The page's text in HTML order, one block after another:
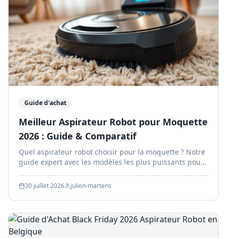
Guide d'achat
Meilleur Aspirateur Robot pour Moquette
2026 : Guide & Comparatif
Quel aspirateur robot choisir pour la moquette ? Notre
guide expert avec les modèles les plus puissants pour
30 juillet 2026 julien-martens